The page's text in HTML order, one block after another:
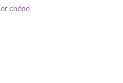
chêne
Plage